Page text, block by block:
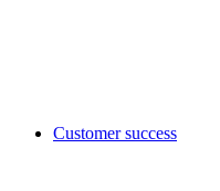
Customer success